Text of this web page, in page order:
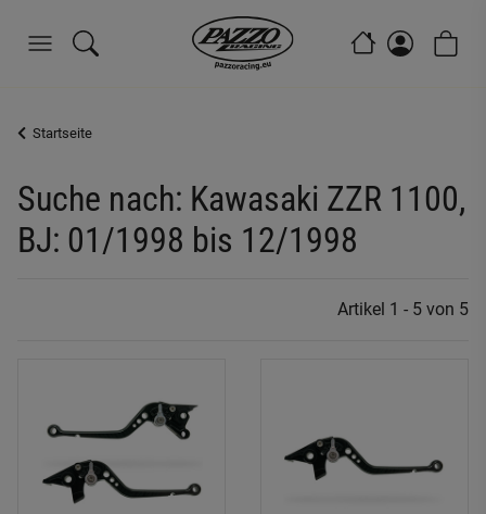
Startseite
Suche nach: Kawasaki ZZR 1100,
BJ: 01/1998 bis 12/1998
Artikel 1 - 5 von 5